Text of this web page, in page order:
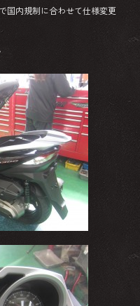
国内規制に合わせて仕様変更